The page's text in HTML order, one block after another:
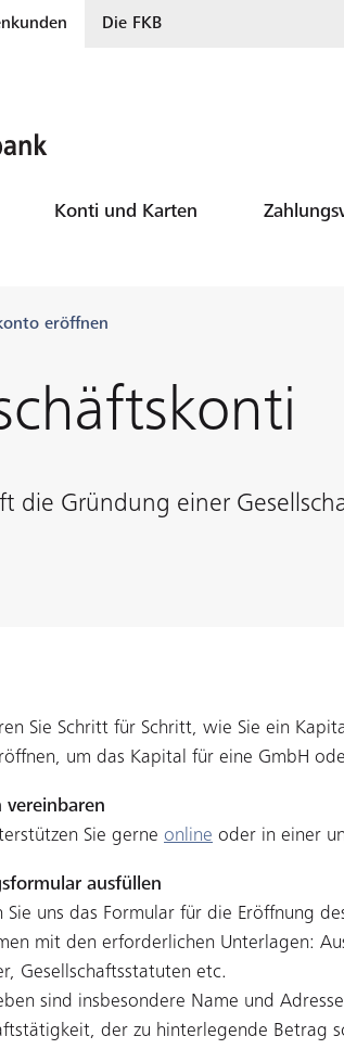
Die FKB
Konti und Karten
eröffnen
die Gründung einer
Sie Schritt für Schritt, wie Sie ein
um das Kapital für eine GmbH
vereinbaren
Sie gerne online oder in einer
ausfüllen
Sie uns das Formular für die Eröffnung
mit den erforderlichen Unterlagen:
Gesellschaftsstatuten etc.
sind insbesondere Name und
der zu hinterlegende Betrag